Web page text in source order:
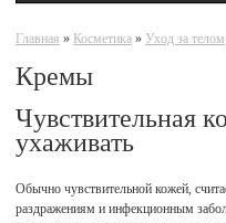
Главная » Косметика » Уход за телом
Кремы
Чувствительная
ухаживать
Обычно чувствительной кожей,
раздражениям и инфекционным